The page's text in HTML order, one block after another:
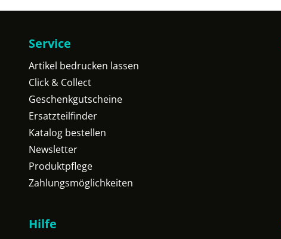
Service
Artikel bedrucken lassen
Click & Collect
Geschenkgutscheine
Ersatzteilfinder
Katalog bestellen
Newsletter
Produktpflege
Zahlungsmöglichkeiten
Hilfe